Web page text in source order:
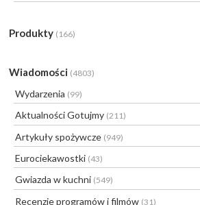
Produkty (166)
Wiadomości (4803)
Wydarzenia (99)
Aktualności Gotujmy (211)
Artykuły spożywcze (949)
Eurociekawostki (43)
Gwiazda w kuchni (549)
Recenzje programów i filmów (31)